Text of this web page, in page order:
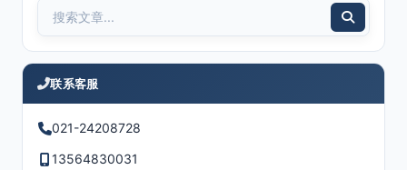
联系客服
021-24208728
13564830031